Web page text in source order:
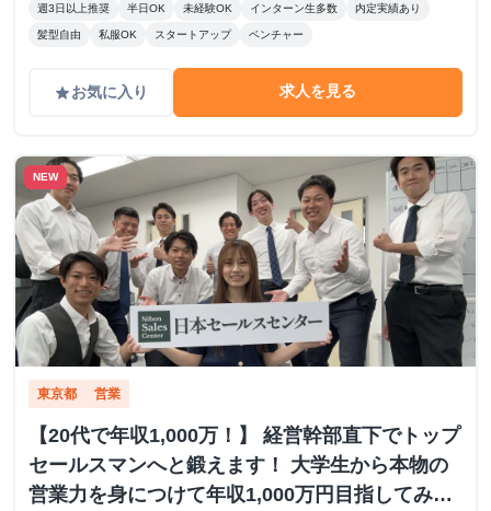
週3日以上推奨 半日OK 未経験OK インターン生多数 内定実績あり
髪型自由 私服OK スタートアップ ベンチャー
gradeお気に入り 求人を見る
NEW
東京都 営業
【20代で年収1,000万！】 経営幹部直下でトップ
セールスマンへと鍛えます！ 大学生から本物の
営業力を身につけて年収1,000万円目指してみま